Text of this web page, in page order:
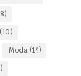
·Moda(14)